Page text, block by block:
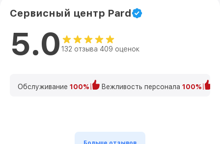
Сервисный центр Pard
5.0 132 отзыва 409 оценок
Обслуживание 100% Вежливость персонала 100%